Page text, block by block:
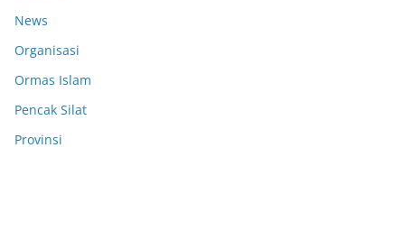
News
Organisasi
Ormas Islam
Pencak Silat
Provinsi